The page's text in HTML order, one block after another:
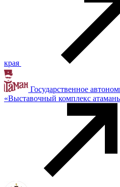
края
Государственное
«Выставочный комплекс